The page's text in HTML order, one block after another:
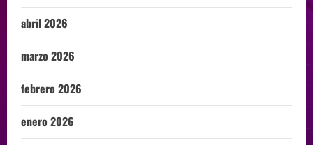
abril 2026
marzo 2026
febrero 2026
enero 2026